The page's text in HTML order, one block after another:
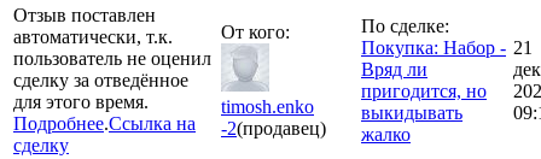
Отзыв поставлен
автоматически, т.к.
пользователь не оценил
сделку за отведённое
для этого время.
Подробнее.Ссылка на
сделку
От кого:
timosh.enko
-2(продавец)
По сделке:
Покупка: Набор -
Вряд ли
пригодится, но
выкидывать
жалко
21
дек